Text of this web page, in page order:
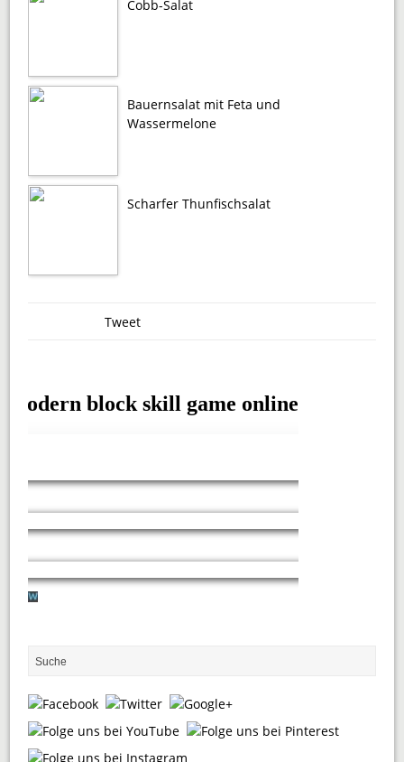
Cobb-Salat
Bauernsalat mit Feta und
Wassermelone
Scharfer Thunfischsalat
Tweet